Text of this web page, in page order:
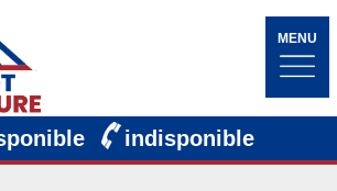
MENU
indisponible